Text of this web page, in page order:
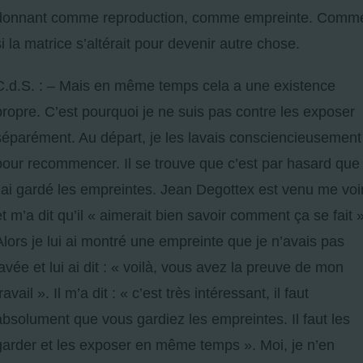
comme reproduction, comme empreinte.
la matrice s’altérait pour devenir autre chose.
: – Mais en même temps cela a une existence
C’est pourquoi je ne suis pas contre les exposer
Au départ, je les lavais consciencieusement
recommencer. Il se trouve que c’est par hasard que
gardé les empreintes. Jean Degottex est venu me
m’a dit qu’il « aimerait bien savoir comment ça se fait
je lui ai montré une empreinte que je n’avais pas
et lui ai dit : « voilà, vous avez la preuve de mon
». Il m’a dit : « c’est très intéressant, il faut
que vous gardiez les empreintes. Il faut les
et les exposer en même temps ». Moi, je n’en